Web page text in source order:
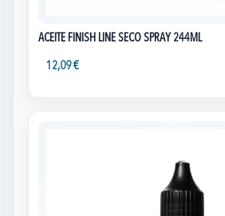
ACEITE FINISH LINE SECO SPRAY 244ML
12,09 €